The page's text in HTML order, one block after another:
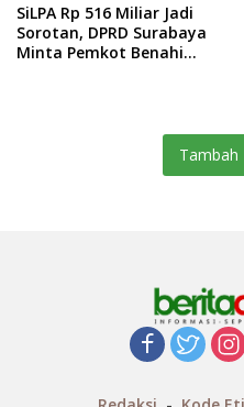
SiLPA Rp 516 Miliar Jadi
Sorotan, DPRD Surabaya
Minta Pemkot Benahi
Tambah